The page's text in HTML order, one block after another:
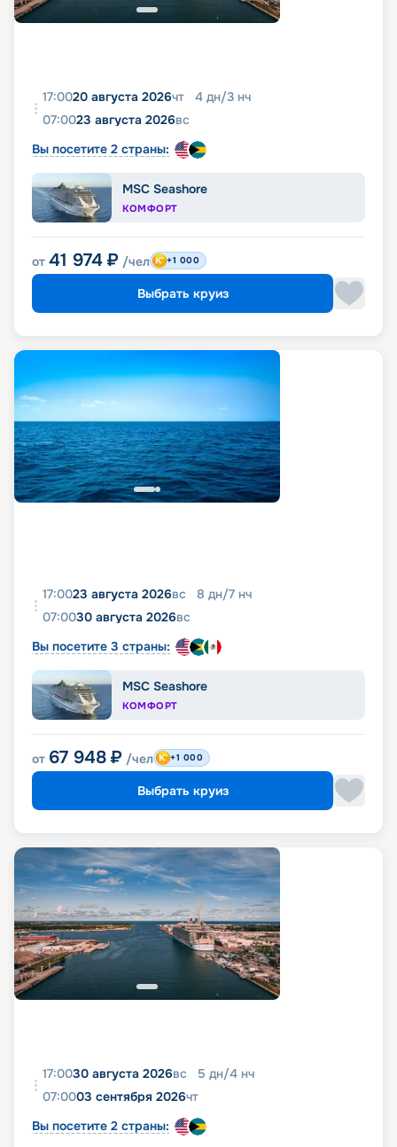
17:0020 августа 2026чт 4 дн/3 нч
07:0023 августа 2026вс
Вы посетите 2 страны:
MSC Seashore
КОМФОРТ
от 41 974 ₽ /чел +1 000
Выбрать круиз
17:0023 августа 2026вс 8 дн/7 нч
07:0030 августа 2026вс
Вы посетите 3 страны:
MSC Seashore
КОМФОРТ
от 67 948 ₽ /чел +1 000
Выбрать круиз
17:0030 августа 2026вс 5 дн/4 нч
07:0003 сентября 2026чт
Вы посетите 2 страны: